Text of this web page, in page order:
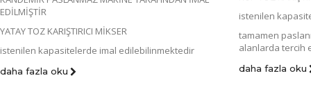
EDİLMİŞTİR
YATAY TOZ KARIŞTIRICI MİKSER
istenilen kapasitelerde imal edilebilinmektedir
daha fazla oku
istenilen
tamamen
alanlarda tercih
daha fazla oku